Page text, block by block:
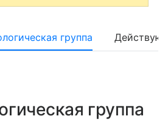
группа
группа